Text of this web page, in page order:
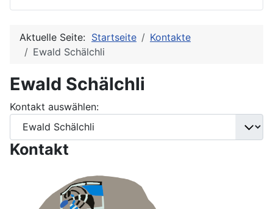
Aktuelle Seite: Startseite
Kontakte
Ewald Schälchli
Ewald Schälchli
Kontakt auswählen:
Kontakt